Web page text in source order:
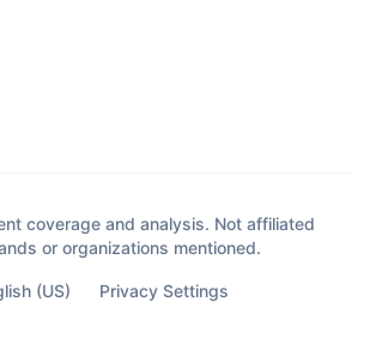
coverage and analysis. Not affiliated
or organizations mentioned.
(US) Privacy Settings